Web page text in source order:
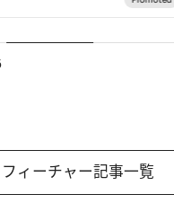
フィーチャー記事一覧